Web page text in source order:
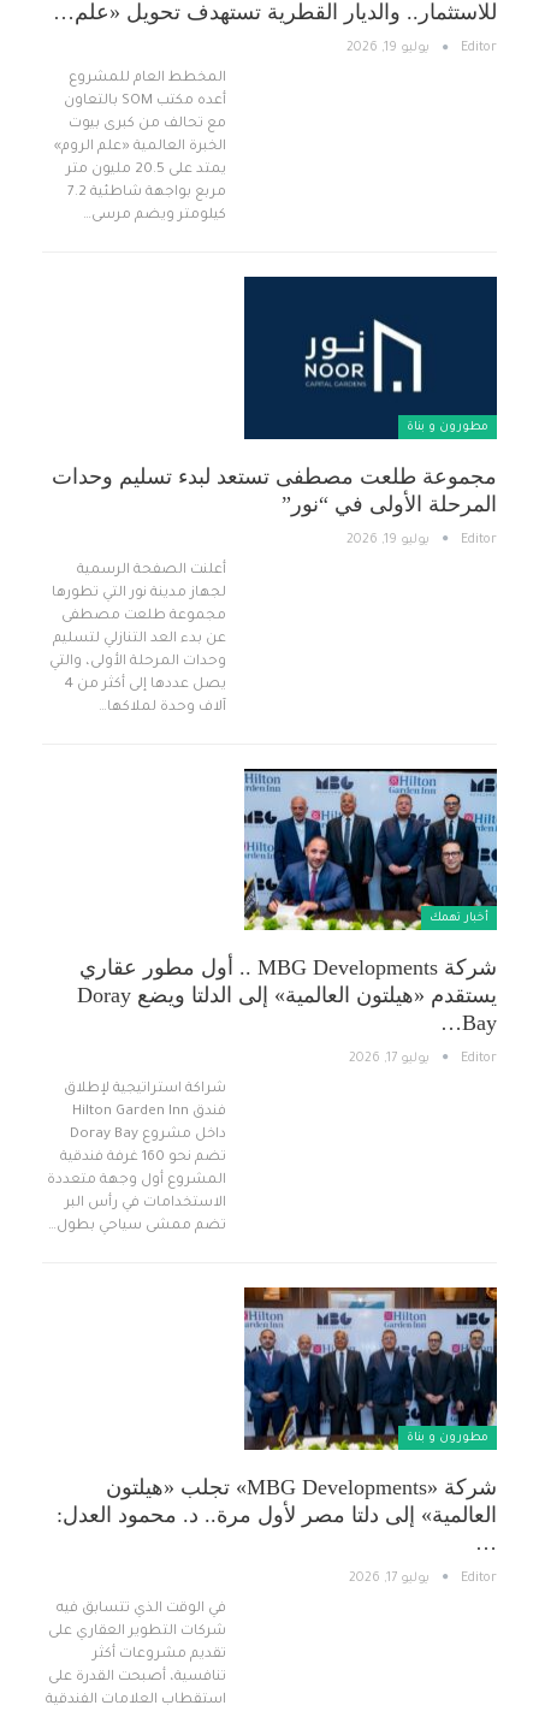
للاستثمار.. والديار القطرية تستهدف تحويل «علم…
Editor يوليو 19, 2026
المخطط العام للمشروع
أعده مكتب SOM بالتعاون
مع تحالف من كبرى بيوت
الخبرة العالمية «علم الروم»
يمتد على 20.5 مليون متر
مربع بواجهة شاطئية 7.2
كيلومتر ويضم مرسى…
مطورون و بناة
مجموعة طلعت مصطفى تستعد لبدء تسليم وحدات
المرحلة الأولى في “نور”
Editor يوليو 19, 2026
أعلنت الصفحة الرسمية
لجهاز مدينة نور التي تطورها
مجموعة طلعت مصطفى
عن بدء العد التنازلي لتسليم
وحدات المرحلة الأولى، والتي
يصل عددها إلى أكثر من 4
آلاف وحدة لملاكها…
أخبار تهمك
شركة MBG Developments .. أول مطور عقاري
يستقدم «هيلتون العالمية» إلى الدلتا ويضع Doray
Bay…
Editor يوليو 17, 2026
شراكة استراتيجية لإطلاق
فندق Hilton Garden Inn
داخل مشروع Doray Bay
تضم نحو 160 غرفة فندقية
المشروع أول وجهة متعددة
الاستخدامات في رأس البر
تضم ممشى سياحي بطول…
مطورون و بناة
شركة «MBG Developments» تجلب «هيلتون
العالمية» إلى دلتا مصر لأول مرة.. د. محمود العدل:
…
Editor يوليو 17, 2026
في الوقت الذي تتسابق فيه
شركات التطوير العقاري على
تقديم مشروعات أكثر
تنافسية، أصبحت القدرة على
استقطاب العلامات الفندقية